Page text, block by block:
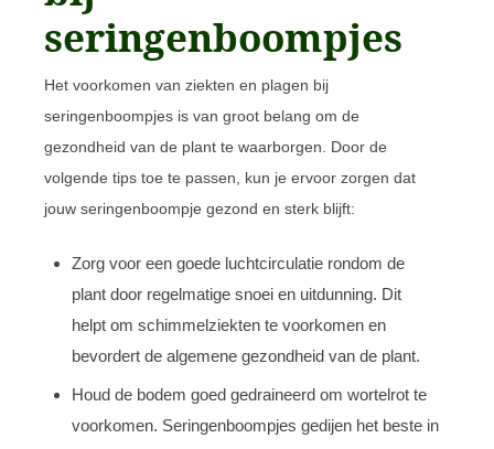
seringenboompjes
Het voorkomen van ziekten en plagen bij
seringenboompjes is van groot belang om de
gezondheid van de plant te waarborgen. Door de
volgende tips toe te passen, kun je ervoor zorgen dat
jouw seringenboompje gezond en sterk blijft:
Zorg voor een goede luchtcirculatie rondom de
plant door regelmatige snoei en uitdunning. Dit
helpt om schimmelziekten te voorkomen en
bevordert de algemene gezondheid van de plant.
Houd de bodem goed gedraineerd om wortelrot te
voorkomen. Seringenboompjes gedijen het beste in